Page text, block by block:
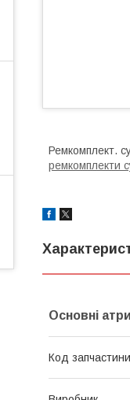
Ремкомплект.
ремкомплекти
Основні
Код запчастини